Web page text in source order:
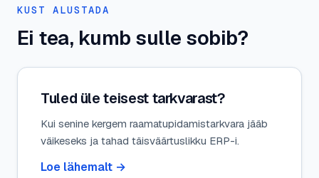
KUST ALUSTADA
Ei tea, kumb sulle sobib?
Tuled üle teisest tarkvarast?
Kui senine kergem raamatupidamistarkvara jääb
väikeseks ja tahad täisväärtuslikku ERP-i.
Loe lähemalt →